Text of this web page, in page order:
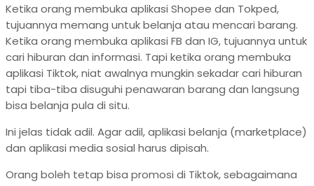
Ketika orang membuka aplikasi Shopee dan Tokped,
tujuannya memang untuk belanja atau mencari barang.
Ketika orang membuka aplikasi FB dan IG, tujuannya untuk
cari hiburan dan informasi. Tapi ketika orang membuka
aplikasi Tiktok, niat awalnya mungkin sekadar cari hiburan
tapi tiba-tiba disuguhi penawaran barang dan langsung
bisa belanja pula di situ.
Ini jelas tidak adil. Agar adil, aplikasi belanja (marketplace)
dan aplikasi media sosial harus dipisah.
Orang boleh tetap bisa promosi di Tiktok, sebagaimana